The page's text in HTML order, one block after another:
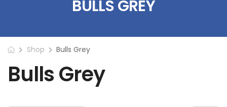
BULLS GREY
Shop Bulls Grey
Bulls Grey